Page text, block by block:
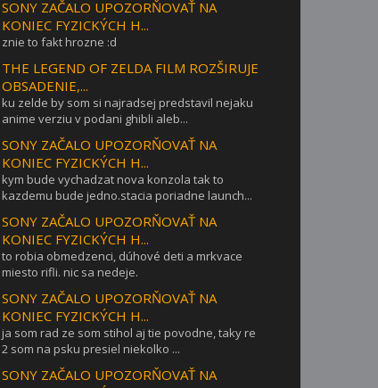
SONY ZAČALO UPOZORŇOVAŤ NA
KONIEC FYZICKÝCH H...
znie to fakt hrozne :d
THE LEGEND OF ZELDA FILM ROZŠIRUJE
OBSADENIE,...
ku zelde by som si najradsej predstavil nejaku
anime verziu v podani ghibli aleb...
SONY ZAČALO UPOZORŇOVAŤ NA
KONIEC FYZICKÝCH H...
kym bude vychadzat nova konzola tak to
kazdemu bude jedno.stacia poriadne launch...
SONY ZAČALO UPOZORŇOVAŤ NA
KONIEC FYZICKÝCH H...
to robia obmedzenci, dúhové deti a mrkvace
miesto rifli. nic sa nedeje.
SONY ZAČALO UPOZORŇOVAŤ NA
KONIEC FYZICKÝCH H...
ja som rad ze som stihol aj tie povodne, taky re
2 som na psku presiel niekolko ...
SONY ZAČALO UPOZORŇOVAŤ NA